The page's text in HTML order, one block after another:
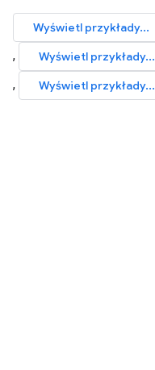
Wyświetl przykłady...
, Wyświetl przykłady...
, Wyświetl przykłady...